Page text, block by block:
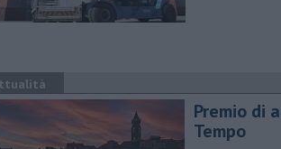
Premio di
Tempo